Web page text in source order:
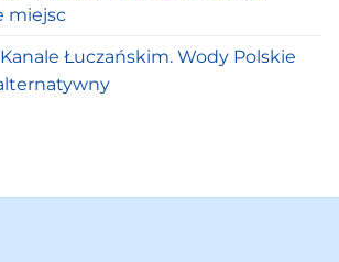
miejsc
Łuczańskim. Wody Polskie